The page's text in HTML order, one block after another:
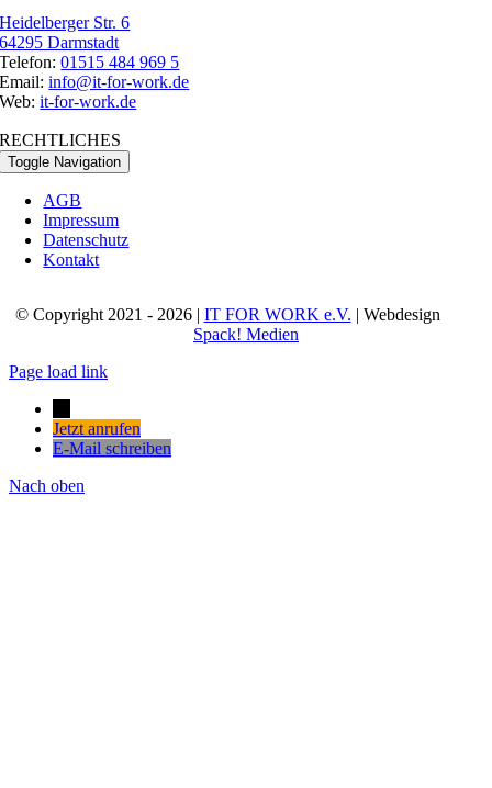
Heidelberger Str. 6
64295 Darmstadt
Telefon:01515 484 969 5
Email:info@it-for-work.de
Web:it-for-work.de
RECHTLICHES
Toggle Navigation
AGB
Impressum
Datenschutz
Kontakt
© Copyright 2021 - 2026 | IT FOR WORK e.V. | Webdesign
Spack! Medien
Page load link
Jetzt anrufen
E-Mail schreiben
Nach oben